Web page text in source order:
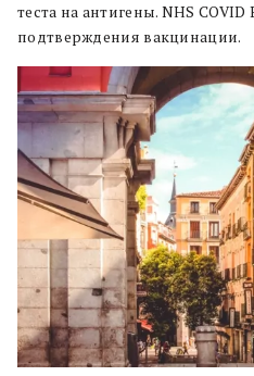
теста на антигены. NHS
подтверждения вакцинации.